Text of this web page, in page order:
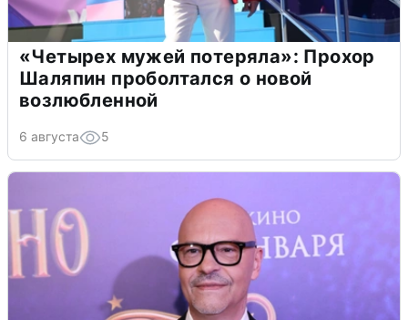
«Четырех мужей потеряла»: Прохор
Шаляпин проболтался о новой
возлюбленной
6 августа 5